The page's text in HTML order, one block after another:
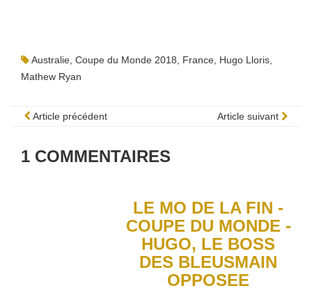
Australie Coupe du Monde 2018 France Hugo Lloris
Mathew Ryan
Article précédent Article suivant
1 COMMENTAIRES
LE MO DE LA FIN -
COUPE DU MONDE -
HUGO, LE BOSS
DES BLEUSMAIN
OPPOSEE